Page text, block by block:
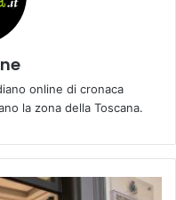
online di cronaca
la zona della Toscana.